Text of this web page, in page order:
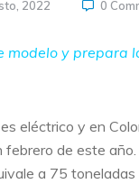
2022 0
modelo y
eléctrico y en
de este
a 75 toneladas